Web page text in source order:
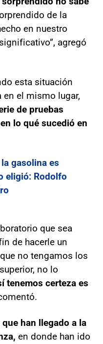
de la
en nuestro
agregó
esta situación
el mismo lugar,
de pruebas
lo qué sucedió en
gasolina es
eligió: Rodolfo
que sea
de hacerle un
no tengamos los
no lo
tenemos certeza es
han llegado a la
en donde han ido